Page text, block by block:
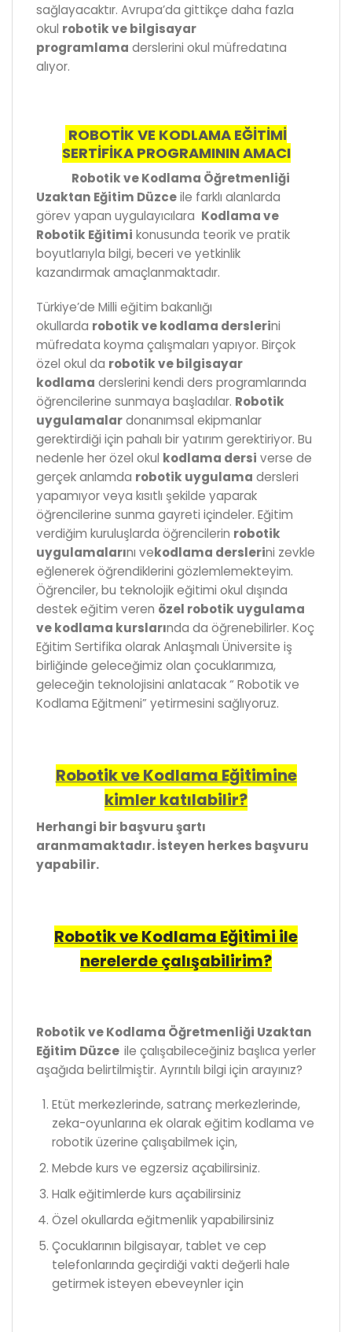
sağlayacaktır. Avrupa’da gittikçe daha fazla
okul robotik ve bilgisayar
programlama derslerini okul müfredatına
alıyor.
ROBOTİK VE KODLAMA EĞİTİMİ
SERTİFİKA PROGRAMININ AMACI
Robotik ve Kodlama Öğretmenliği
Uzaktan Eğitim Düzceile farklı alanlarda
görev yapan uygulayıcılara Kodlama ve
Robotik Eğitimi konusunda teorik ve pratik
boyutlarıyla bilgi, beceri ve yetkinlik
kazandırmak amaçlanmaktadır.
Türkiye’de Milli eğitim bakanlığı
okullarda robotik ve kodlama derslerini
müfredata koyma çalışmaları yapıyor. Birçok
özel okul da robotik ve bilgisayar
kodlama derslerini kendi ders programlarında
öğrencilerine sunmaya başladılar. Robotik
uygulamalardonanımsal ekipmanlar
gerektirdiği için pahalı bir yatırım gerektiriyor. Bu
nedenle her özel okul kodlama dersi verse de
gerçek anlamda robotik uygulama dersleri
yapamıyor veya kısıtlı şekilde yaparak
öğrencilerine sunma gayreti içindeler. Eğitim
verdiğim kuruluşlarda öğrencilerin robotik
uygulamalarını vekodlama derslerini zevkle
eğlenerek öğrendiklerini gözlemlemekteyim.
Öğrenciler, bu teknolojik eğitimi okul dışında
destek eğitim veren özel robotik uygulama
ve kodlama kurslarında da öğrenebilirler. Koç
Eğitim Sertifika olarak Anlaşmalı Üniversite iş
birliğinde geleceğimiz olan çocuklarımıza,
geleceğin teknolojisini anlatacak “ Robotik ve
Kodlama Eğitmeni” yetirmesini sağlıyoruz.
Robotik ve Kodlama Eğitimine
kimler katılabilir?
Herhangi bir başvuru şartı
aranmamaktadır. İsteyen herkes başvuru
yapabilir.
Robotik ve Kodlama Eğitimi ile
nerelerde çalışabilirim?
Robotik ve Kodlama Öğretmenliği Uzaktan
Eğitim Düzce ile çalışabileceğiniz başlıca yerler
aşağıda belirtilmiştir. Ayrıntılı bilgi için arayınız?
Etüt merkezlerinde, satranç merkezlerinde,
zeka-oyunlarına ek olarak eğitim kodlama ve
robotik üzerine çalışabilmek için,
Mebde kurs ve egzersiz açabilirsiniz.
Halk eğitimlerde kurs açabilirsiniz
Özel okullarda eğitmenlik yapabilirsiniz
Çocuklarının bilgisayar, tablet ve cep
telefonlarında geçirdiği vakti değerli hale
getirmek isteyen ebeveynler için